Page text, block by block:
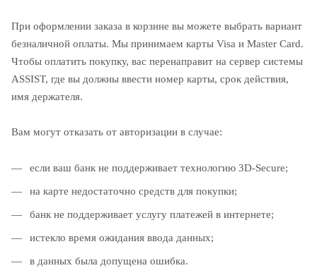
При оформлении заказа в корзине вы можете выбрать вариант
безналичной оплаты. Мы принимаем карты Visa и Master Card.
Чтобы оплатить покупку, вас перенаправит на сервер системы
ASSIST, где вы должны ввести номер карты, срок действия,
имя держателя.
Вам могут отказать от авторизации в случае:
если ваш банк не поддерживает технологию 3D-Secure;
на карте недостаточно средств для покупки;
банк не поддерживает услугу платежей в интернете;
истекло время ожидания ввода данных;
в данных была допущена ошибка.